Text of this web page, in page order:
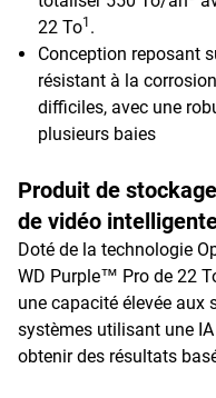
22 To1 .
Conception reposant
résistant à la
difficiles, avec une
plusieurs baies
Produit de
de vidéo
Doté de la technologie
WD Purple™ Pro de 22
une capacité élevée aux
systèmes utilisant une
obtenir des résultats